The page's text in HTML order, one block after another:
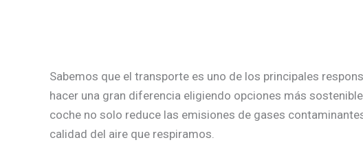
Sabemos que el transporte es uno de los principales
hacer una gran diferencia eligiendo opciones más
coche no solo reduce las emisiones de gases
calidad del aire que respiramos.